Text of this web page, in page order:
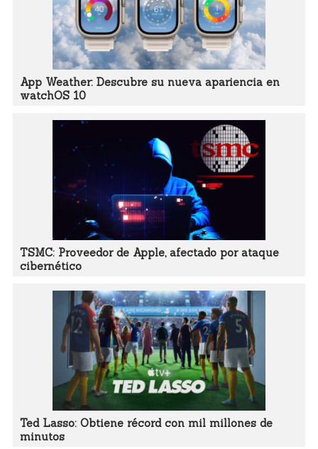
App Weather: Descubre su nueva apariencia en
watchOS 10
TSMC: Proveedor de Apple, afectado por ataque
cibernético
Ted Lasso: Obtiene récord con mil millones de
minutos